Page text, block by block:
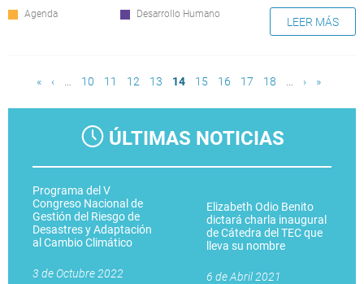
Agenda Desarrollo Humano
LEER MÁS
« ‹ … 10 11 12 13 14 15 16 17 18 … › »
ÚLTIMAS NOTICIAS
Programa del V
Congreso Nacional de
Gestión del Riesgo de
Desastres y Adaptación
al Cambio Climático
3 de Octubre 2022
Elizabeth Odio Benito
dictará charla inaugural
de Cátedra del TEC que
lleva su nombre
6 de Abril 2021